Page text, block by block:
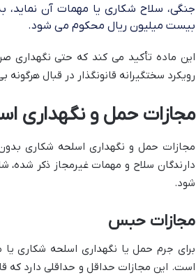
جنگی، سلاح شکاری یا مهمات آن
بیست میلیون ریال محکوم می شود.
این ماده تأکید می کند که حتی
رویکرد سختگیرانه قانونگذار در قبال
مجازات حمل و نگهداری
دارندگان سلاح و مهمات غیرمجاز ذکر
شود.
مجازات حبس
برای جرم حمل یا نگهداری اسلحه شکاری
است. این مجازات حداقل و حداقلی دارد که